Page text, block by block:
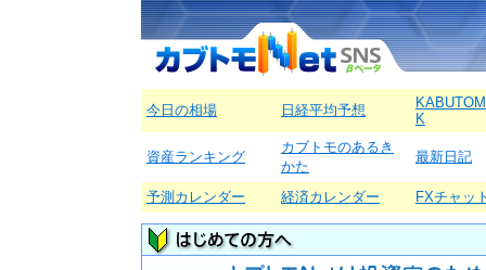
今日の相場 日経平均予想
K
資産ランキング
カブトモのあるき
かた
最新日記
予測カレンダー 経済カレンダー FXチャッ